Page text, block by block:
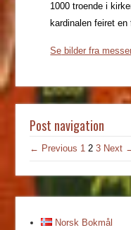
1000 troende i
kardinalen feiret
Se bilder fra
Post navigation
← Previous 1 2 3 Next
Norsk Bokmål